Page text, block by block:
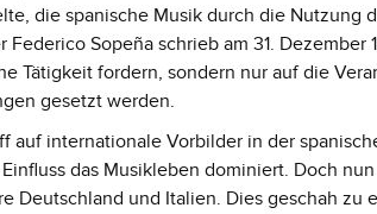
die spanische Musik durch die Nutzung
Federico Sopeña schrieb am 31. Dezember
Tätigkeit fordern, sondern nur auf die
gesetzt werden.
auf internationale Vorbilder in der
das Musikleben dominiert. Doch
Deutschland und Italien. Dies geschah